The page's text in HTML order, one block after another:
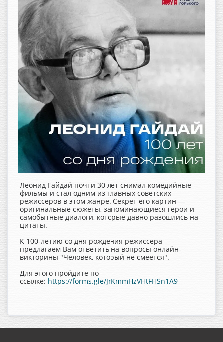
Леонид Гайдай почти 30 лет снимал комедийные
фильмы и стал одним из главных советских
режиссеров в этом жанре. Секрет его картин —
оригинальные сюжеты, запоминающиеся герои и
самобытные диалоги, которые давно разошлись на
цитаты.
К 100-летию со дня рождения режиссера
предлагаем Вам ответить на вопросы онлайн-
викторины "Человек, который не смеётся".
Для этого пройдите по
ссылке: https://forms.gle/JrKmmHzVHtFHSn1A9